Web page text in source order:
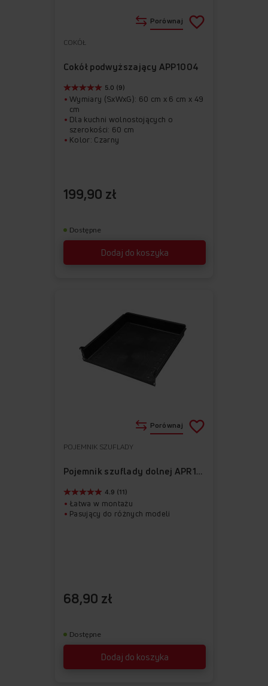
COKÓŁ
Cokół podwyższający APP1004
Dodaj do koszyka
5.0 (9)
Wymiary (SxWxG): 60 cm x 6 cm x 49
cm
Dla kuchni wolnostojących o
szerokości: 60 cm
Kolor: Czarny
199,90 zł
Dostępne
Porównaj
ulubionych
z
POJEMNIK SZUFLADY
Pojemnik szuflady dolnej APR1009
Dodaj do koszyka
4.9 (11)
Łatwa w montażu
Pasujący do różnych modeli
68,90 zł
Dostępne
Porównaj